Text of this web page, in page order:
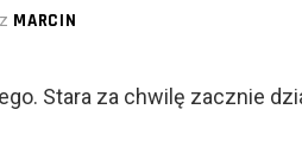
MARCIN
Stara za chwilę zacznie